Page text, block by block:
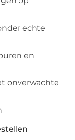
echte
en
onverwachte